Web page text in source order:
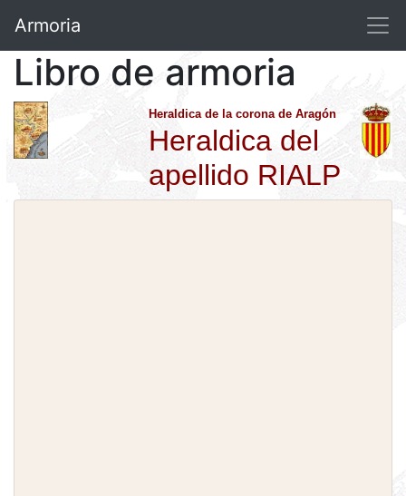
Armoria
Libro de armoria
Heraldica de la corona de Aragón
Heraldica del
apellido RIALP